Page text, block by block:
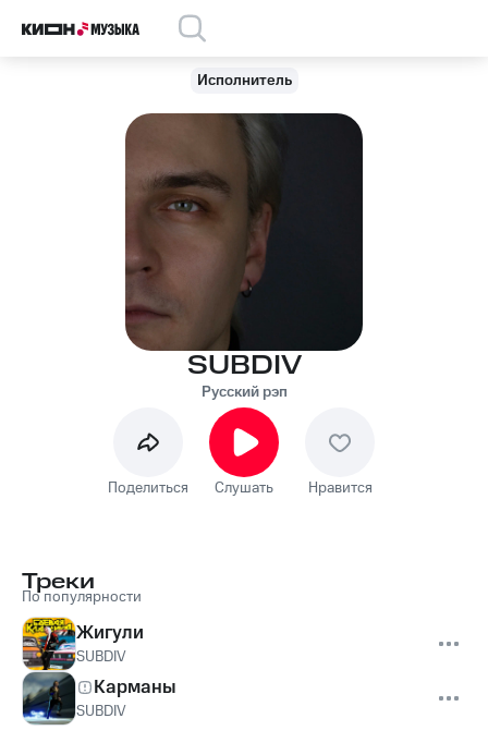
Исполнитель
SUBDIV
Русский рэп
Поделиться Слушать Нравится
Треки
По популярности
Жигули
SUBDIV
Карманы
SUBDIV